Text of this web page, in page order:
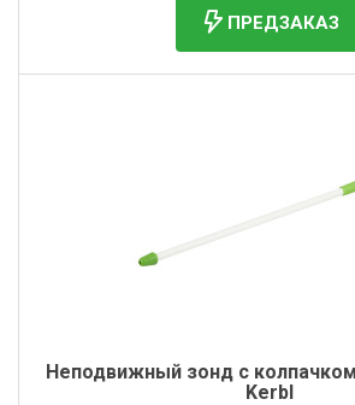
ПРЕДЗАКАЗ
Неподвижный зонд с
Kerbl